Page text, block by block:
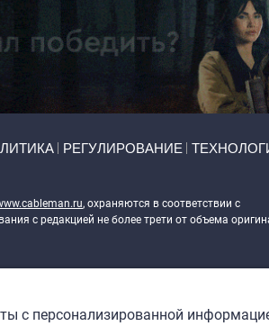
РЕГУЛИРОВАНИЕ
, охраняются в соответствии с
с редакцией не более трети от объема
с персонализированной